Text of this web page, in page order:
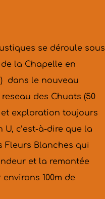
se déroule sous
la Chapelle en
dans le nouveau
des Chuats (50
et exploration toujours
U, c’est-à-dire que la
Fleurs Blanches qui
et la remontée
100m de